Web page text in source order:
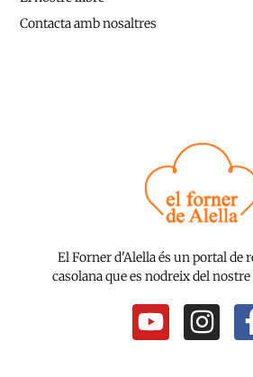
El Forner d'Alella és un portal de
casolana que es nodreix del
Y
o
I
n
Contacta amb nosaltres